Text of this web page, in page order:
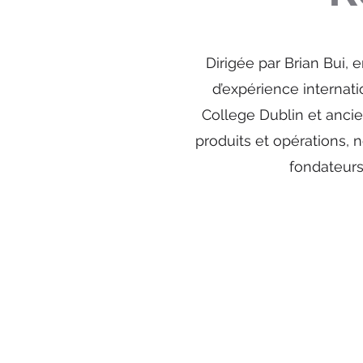
Dirigée par Brian Bui,
d’expérience
College Dublin et
produits et opérations,